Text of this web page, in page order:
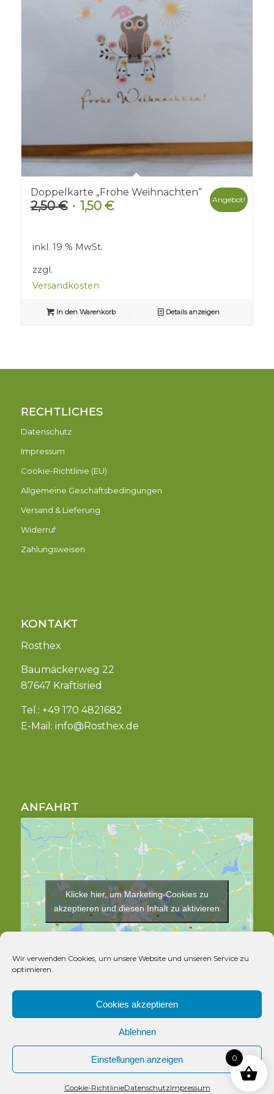
Wir verwenden Cookies, um unsere Website und unseren Service zu
optimieren.
Cookies akzeptieren
Ablehnen
Einstellungen anzeigen
Cookie-RichtlinieDatenschutzImpressum
Doppelkarte „Frohe Weihnachten“
2,50€ Ursprünglicher
2,50 €
1,50 €Aktueller
Angebot!
inkl. 19 % MwSt.
zzgl.
Versandkosten
In den Warenkorb Details anzeigen
RECHTLICHES
Datenschutz
Impressum
Cookie-Richtlinie (EU)
Allgemeine Geschäftsbedingungen
Versand & Lieferung
Widerruf
Zahlungsweisen
KONTAKT
Rosthex
Baumäckerweg 22
87647 Kraftisried
Tel.: +49 170 4821682
E-Mail: info@Rosthex.de
ANFAHRT
Klicke hier, um Marketing-Cookies zu
akzeptieren und diesen Inhalt zu aktivieren
Vertrag widerrufen
0
Kontakt